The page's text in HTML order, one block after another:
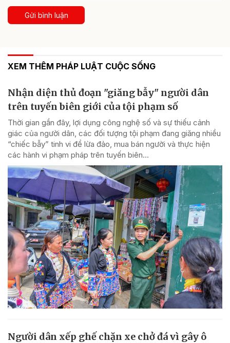
Gửi bình luận
XEM THÊM PHÁP LUẬT CUỘC SỐNG
Nhận diện thủ đoạn "giăng bẫy" người dân
trên tuyến biên giới của tội phạm số
Thời gian gần đây, lợi dụng công nghệ số và sự thiếu cảnh
giác của người dân, các đối tượng tội phạm đang giăng nhiều
“chiếc bẫy” tinh vi để lừa đảo, mua bán người và thực hiện
các hành vi phạm pháp trên tuyến biên...
Người dân xếp ghế chặn xe chở đá vì gây ô